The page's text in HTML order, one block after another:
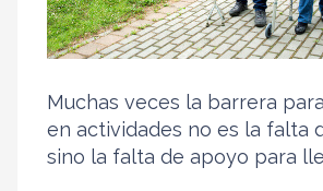
Muchas veces la barrera
en actividades no es la falta
sino la falta de apoyo para